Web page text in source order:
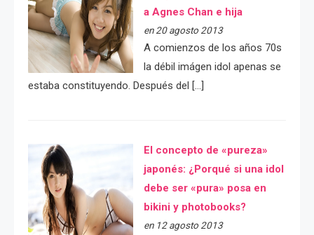
a Agnes Chan e hija
en 20 agosto 2013
A comienzos de los años 70s
la débil imágen idol apenas se
estaba constituyendo. Después del […]
El concepto de «pureza»
japonés: ¿Porqué si una idol
debe ser «pura» posa en
bikini y photobooks?
en 12 agosto 2013